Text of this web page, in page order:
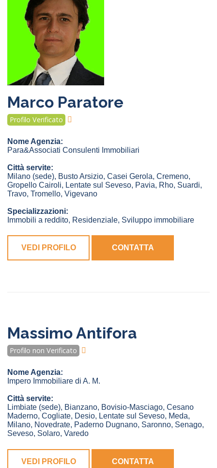
Marco Paratore
Profilo Verificato
Nome Agenzia:
Para&Associati Consulenti Immobiliari
Città servite:
Milano (sede), Busto Arsizio, Casei Gerola, Cremeno,
Gropello Cairoli, Lentate sul Seveso, Pavia, Rho, Suardi,
Travo, Tromello, Vigevano
Specializzazioni:
Immobili a reddito, Residenziale, Sviluppo immobiliare
VEDI PROFILO CONTATTA
Massimo Antifora
Profilo non Verificato
Nome Agenzia:
Impero Immobiliare di A. M.
Città servite:
Limbiate (sede), Bianzano, Bovisio-Masciago, Cesano
Maderno, Cogliate, Desio, Lentate sul Seveso, Meda,
Milano, Novedrate, Paderno Dugnano, Saronno, Senago,
Seveso, Solaro, Varedo
VEDI PROFILO CONTATTA